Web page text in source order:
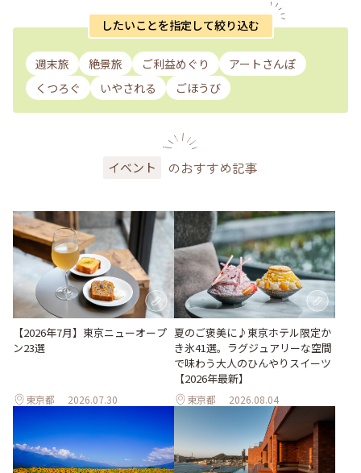
したいことを指定して絞り込む
週末旅 絶景旅 ご利益めぐり
アートさんぽ
くつろぐ
いやされる ごほうび
イベント のおすすめ記事
【2026年7月】東京ニューオープ
ン23選
東京都 2026.07.30
夏のご褒美に♪東京ホテル限定か
き氷41選。ラグジュアリーな空間
で味わう大人のひんやりスイーツ
【2026年最新】
東京都 2026.08.04